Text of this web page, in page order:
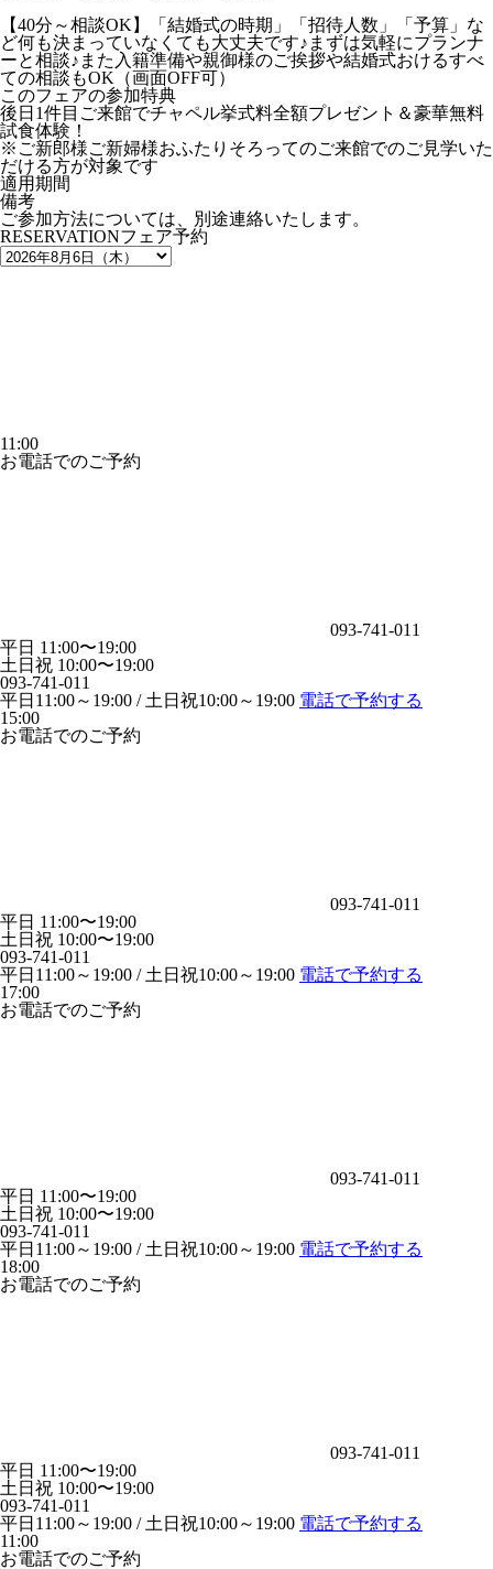
【40分～相談OK】「結婚式の時期」「招待人数」「予算」な
ど何も決まっていなくても大丈夫です♪まずは気軽にプランナ
ーと相談♪また入籍準備や親御様のご挨拶や結婚式おけるすべ
ての相談もOK（画面OFF可）
このフェアの参加特典
後日1件目ご来館でチャペル挙式料全額プレゼント＆豪華無料
試食体験！
※ご新郎様ご新婦様おふたりそろってのご来館でのご見学いた
だける方が対象です
適用期間
備考
ご参加方法については、別途連絡いたします。
RESERVATIONフェア予約
11:00
お電話でのご予約
093-741-011
平日 11:00〜19:00
土日祝 10:00〜19:00
093-741-011
平日11:00～19:00 / 土日祝10:00～19:00 電話で予約する
15:00
お電話でのご予約
093-741-011
平日 11:00〜19:00
土日祝 10:00〜19:00
093-741-011
平日11:00～19:00 / 土日祝10:00～19:00 電話で予約する
17:00
お電話でのご予約
093-741-011
平日 11:00〜19:00
土日祝 10:00〜19:00
093-741-011
平日11:00～19:00 / 土日祝10:00～19:00 電話で予約する
18:00
お電話でのご予約
093-741-011
平日 11:00〜19:00
土日祝 10:00〜19:00
093-741-011
平日11:00～19:00 / 土日祝10:00～19:00 電話で予約する
11:00
お電話でのご予約